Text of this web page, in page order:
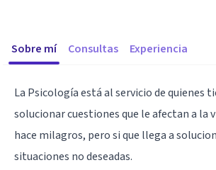
Sobre mí Consultas Experiencia
La Psicología está al servicio de quienes
solucionar cuestiones que le afectan a la
hace milagros, pero si que llega a
situaciones no deseadas.